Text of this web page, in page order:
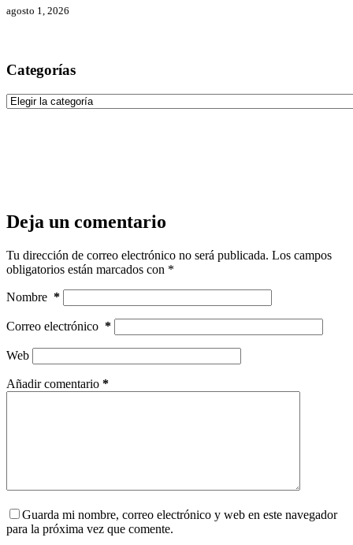
agosto 1, 2026
Categorías
Categorías
Deja un comentario
Tu dirección de correo electrónico no será publicada. Los campos
obligatorios están marcados con *
Nombre *
Correo electrónico *
Web
Añadir comentario *
Guarda mi nombre, correo electrónico y web en este navegador
para la próxima vez que comente.